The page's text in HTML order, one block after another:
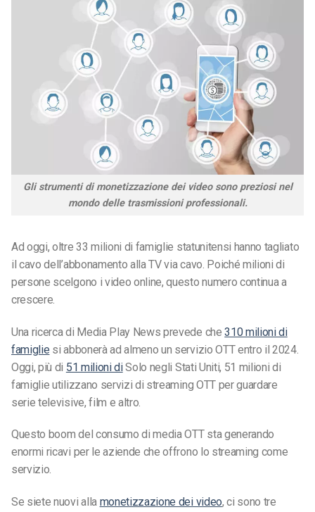
Gli strumenti di monetizzazione dei video sono preziosi nel
mondo delle trasmissioni professionali.
Ad oggi, oltre 33 milioni di famiglie statunitensi hanno tagliato
il cavo dell’abbonamento alla TV via cavo. Poiché milioni di
persone scelgono i video online, questo numero continua a
crescere.
Una ricerca di Media Play News prevede che310 milioni di
famiglie si abbonerà ad almeno un servizio OTT entro il 2024.
Oggi, più di 51 milioni diSolo negli Stati Uniti, 51 milioni di
famiglie utilizzano servizi di streaming OTT per guardare
serie televisive, film e altro.
Questo boom del consumo di media OTT sta generando
enormi ricavi per le aziende che offrono lo streaming come
servizio.
Se siete nuovi alla monetizzazione dei video, ci sono tre